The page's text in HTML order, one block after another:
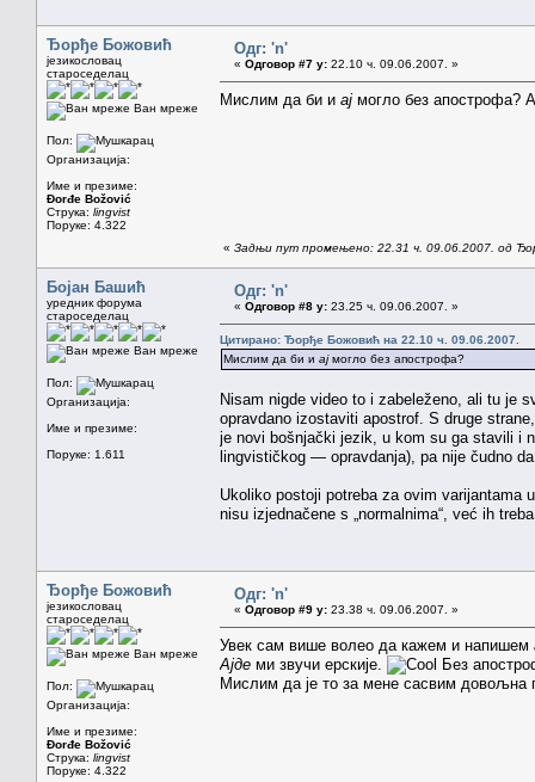
Ђорђе Божовић
језикословац
староседелац
Ван мреже
Пол:
Организација:
Име и презиме:
Đorđe Božović
Струка: lingvist
Поруке: 4.322
Одг: 'n'
« Одговор #7 у: 22.10 ч. 09.06.2007. »
Мислим да би и ај могло без апострофа?
« Задњи пут промењено: 22.31 ч. 09.06.2007. од
Бојан Башић
уредник форума
староседелац
Ван мреже
Пол:
Организација:
Име и презиме:
Поруке: 1.611
Одг: 'n'
« Одговор #8 у: 23.25 ч. 09.06.2007. »
Цитирано: Ђорђе Божовић на 22.10 ч. 09.06.2007.
Мислим да би и ајмогло без апострофа?
Nisam nigde video to i zabeleženo, ali tu je
opravdano izostaviti apostrof. S druge
je novi bošnjački jezik, u kom su ga stavili i
lingvističkog — opravdanja), pa nije čudno
Ukoliko postoji potreba za ovim varijantama
nisu izjednačene s „normalnima“, već ih
Ђорђе Божовић
језикословац
староседелац
Ван мреже
Пол:
Организација:
Име и презиме:
Đorđe Božović
Струка: lingvist
Поруке: 4.322
Одг: 'n'
« Одговор #9 у: 23.38 ч. 09.06.2007. »
Увек сам више волео да кажем и напишем
Ајде ми звучи ерскије.
Без
Мислим да је то за мене сасвим довољна